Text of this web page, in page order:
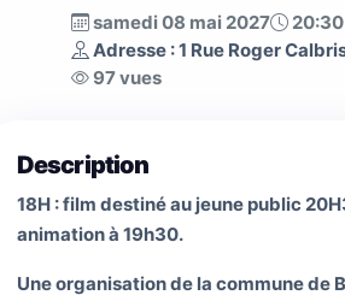
samedi 08 mai 2027 20:30
Adresse : 1 Rue Roger
97 vues
Description
18H : film destiné au jeune public
animation à 19h30.
Une organisation de la commune de